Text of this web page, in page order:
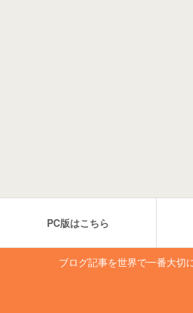
PC版はこちら
ブログ記事を世界で一番大切